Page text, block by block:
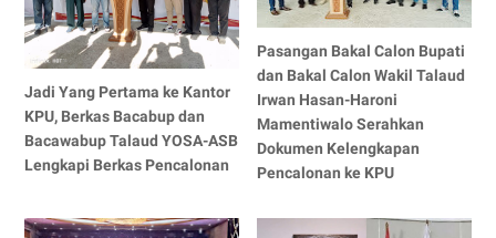
Jadi Yang Pertama ke Kantor
KPU, Berkas Bacabup dan
Bacawabup Talaud YOSA-ASB
Lengkapi Berkas Pencalonan
Pasangan Bakal Calon Bupati
dan Bakal Calon Wakil Talaud
Irwan Hasan-Haroni
Mamentiwalo Serahkan
Dokumen Kelengkapan
Pencalonan ke KPU